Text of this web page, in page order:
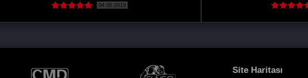
( Devamını oku )
Site Haritası